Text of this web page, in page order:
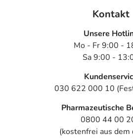
Kontakt
Unsere
Mo - Fr 9:00 -
Sa 9:00 -
030 622 000 10
Pharmazeutische
0800 44 00
(kostenfrei aus dem